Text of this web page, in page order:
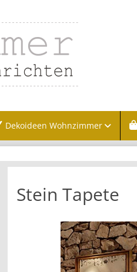
Dekoideen Wohnzimmer
Stein Tapete